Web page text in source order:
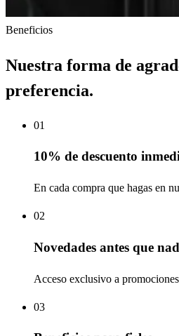
Beneficios
Nuestra forma de
preferencia.
01
10% de descuento
En cada compra que hagas en
02
Novedades antes que
Acceso exclusivo a
03